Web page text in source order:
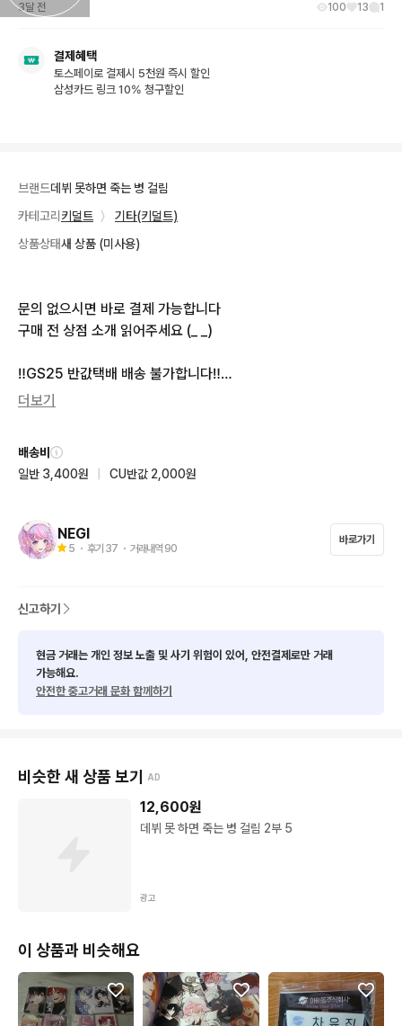
3달 전 100 13 1
결제혜택
토스페이로 결제시 5천원 즉시 할인
삼성카드 링크 10% 청구할인
브랜드데뷔 못하면 죽는 병 걸림
카테고리 키덜트 〉
기타(키덜트)
상품상태새 상품 (미사용)
문의 없으시면 바로 결제 가능합니다
구매 전 상점 소개 읽어주세요 (_ _)
‼️GS25 반값택배 배송 불가합니다‼️
CU끼리택배 혹은 편의점택배로만 배송 가능해요
더보기
배송비
일반 3,400원
CU반값 2,000원
NEGI
5 ・ 후기 37 ・ 거래내역 90
바로가기
신고하기
현금 거래는 개인 정보 노출 및 사기 위험이 있어, 안전결제로만 거래
가능해요.
안전한 중고거래 문화 함께하기
비슷한 새 상품 보기 AD
12,600원
데뷔 못 하면 죽는 병 걸림 2부 5
광고
이 상품과 비슷해요